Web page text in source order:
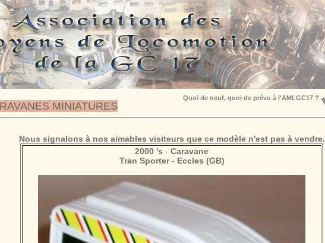
MINIATURES
Quoi de neuf, quoi de prévu à l'AMLGC17 ?
Nous signalons à nos aimables visiteurs que ce modèle n'est pas à vendre.
2000 's - Caravane
Tran Sporter- Eccles (GB)